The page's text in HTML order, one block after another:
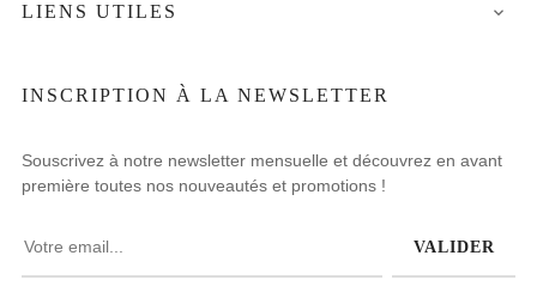
LIENS UTILES 
INSCRIPTION À LA NEWSLETTER
Souscrivez à notre newsletter mensuelle et découvrez en avant
première toutes nos nouveautés et promotions !
VALIDER